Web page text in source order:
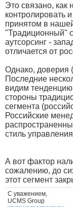
Это связано, как
контролировать
принятом в
"Традиционный"
аутсорсинг -
отличается от
Однако, доверия
Последние
видим тенденцию
стороны
сегмента
Российские
стиль
А вот фактор
сожалению, до
этот сегмент
С уважением,
UCMS Group